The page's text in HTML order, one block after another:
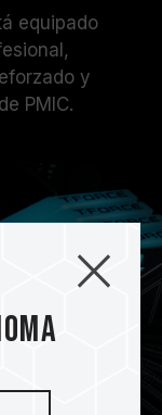
equipado
y
PMIC.